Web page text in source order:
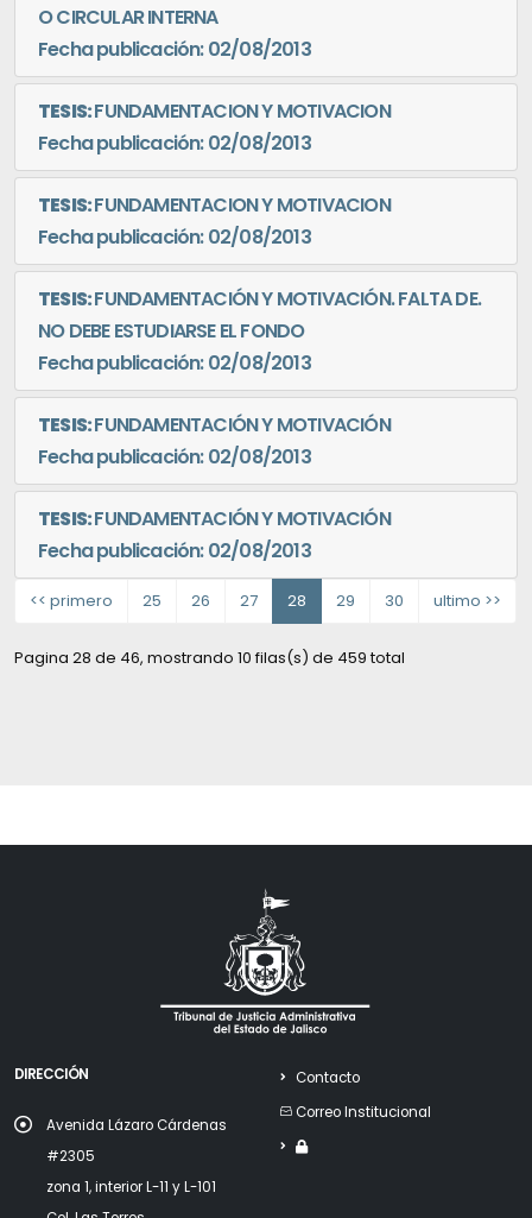
O CIRCULAR INTERNA
Fecha publicación: 02/08/2013
TESIS:FUNDAMENTACION Y MOTIVACION
Fecha publicación: 02/08/2013
TESIS:FUNDAMENTACION Y MOTIVACION
Fecha publicación: 02/08/2013
TESIS:FUNDAMENTACIÓN Y MOTIVACIÓN. FALTA DE.
NO DEBE ESTUDIARSE EL FONDO
Fecha publicación: 02/08/2013
TESIS:FUNDAMENTACIÓN Y MOTIVACIÓN
Fecha publicación: 02/08/2013
TESIS:FUNDAMENTACIÓN Y MOTIVACIÓN
Fecha publicación: 02/08/2013
<< primero 25 26 27 28 29 30 ultimo >>
Pagina 28 de 46, mostrando 10 filas(s) de 459 total
DIRECCIÓN
Avenida Lázaro Cárdenas
#2305
zona 1, interior L-11 y L-101
Contacto
Correo Institucional